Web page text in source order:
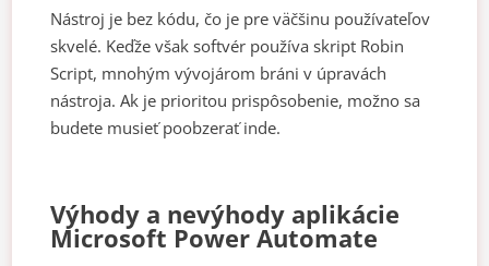
Nástroj je bez kódu, čo je pre väčšinu používateľov
skvelé. Keďže však softvér používa skript Robin
Script, mnohým vývojárom bráni v úpravách
nástroja. Ak je prioritou prispôsobenie, možno sa
budete musieť poobzerať inde.
Výhody a nevýhody aplikácie
Microsoft Power Automate